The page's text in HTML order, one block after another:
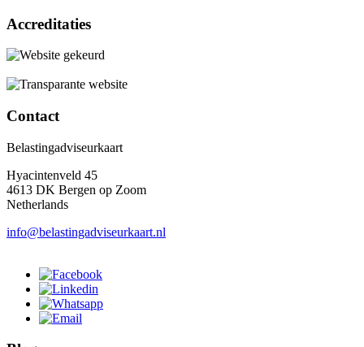
Accreditaties
Contact
Belastingadviseurkaart
Hyacintenveld 45
4613 DK Bergen op Zoom
Netherlands
info@belastingadviseurkaart.nl